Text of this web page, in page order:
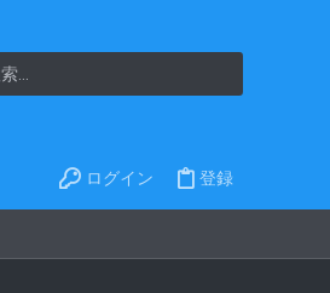
ログイン 登録